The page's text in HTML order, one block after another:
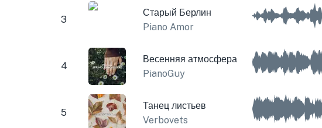
3
Старый Берлин
Piano Amor
4
Весенняя атмосфера
PianoGuy
5
Танец листьев
Verbovets